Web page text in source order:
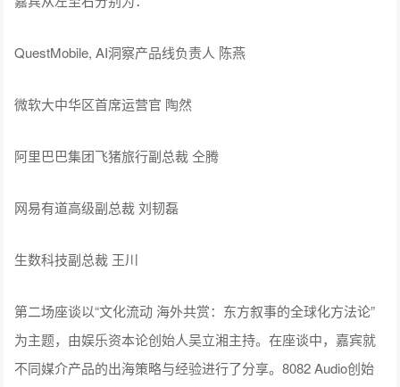
第一场座谈以“AI驱动：数字生活进化论”为主题，由
嘉宾聚焦于AI在不同社会生活场景的应用进行了探讨。微软大
个企业的生产力、流程、系统打通和自动化。在这方面，微软
有的合作伙伴共建开放的智能体网络生态。阿里巴巴集团飞猪
旅行业满足用户高度个性化需求的潜力被大大激发。仝腾以飞
足高度个性化需求又能保证信息可靠度的专业智能体。网易有
道高级副总裁刘韧磊聚焦于AI在教育上的落地实践，提出大模
型使得真正的因材施教成为可能。刘韧磊以有道推出的虚拟人